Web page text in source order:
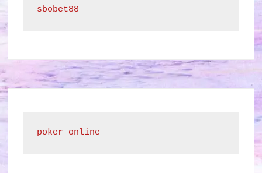
sbobet88
poker online